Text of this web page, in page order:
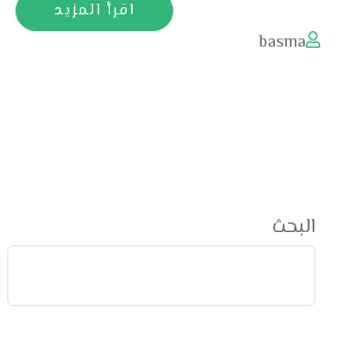
اقرأ المزيد
basma
البحث